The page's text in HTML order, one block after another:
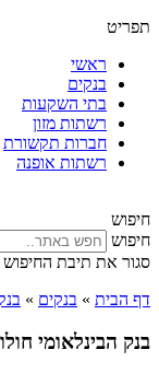
תפריט
ראשי
בנקים
בתי השקעות
רשתות מזון
חברות תקשורת
רשתות אופנה
חיפוש
חיפוש
סגור את תיבת החיפוש
דף הבית » בנקים »
בנק הבינלאומי